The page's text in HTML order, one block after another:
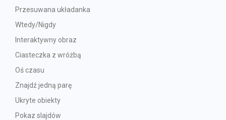
Przesuwana układanka
Wtedy/Nigdy
Interaktywny obraz
Ciasteczka z wróżbą
Oś czasu
Znajdź jedną parę
Ukryte obiekty
Pokaz slajdów